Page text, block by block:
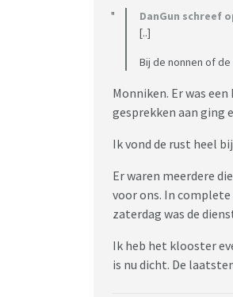
DanGun schreef
[..]
Bij de nonnen of
Monniken. Er was
gesprekken aan ging
Ik vond de rust heel
Er waren meerdere
voor ons. In
zaterdag was de
Ik heb het klooster
is nu dicht. De